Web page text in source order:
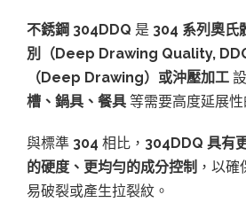
不銹鋼 304DDQ 是 304 系列奧氏
別（Deep Drawing Quality, DDQ
（Deep Drawing）或沖壓加工
槽、鍋具、餐具 等需要高度延展性
與標準 304 相比， 304DDQ 具有
的硬度、更均勻的成分控制 ，以
易破裂或產生拉裂紋。